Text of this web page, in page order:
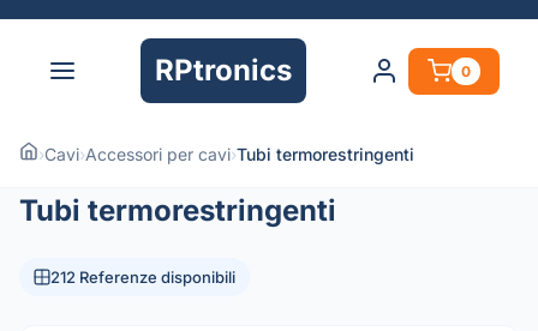
RPtronics 0
›Cavi›Accessori per cavi›Tubi termorestringenti
Tubi termorestringenti
212 Referenze disponibili